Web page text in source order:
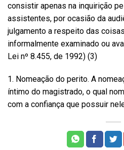
consistir apenas na inquirição
assistentes, por ocasião da
julgamento a respeito das
informalmente examinado ou
Lei nº 8.455, de 1992) (3)
1. Nomeação do perito. A
íntimo do magistrado, o qual
com a confiança que possuir